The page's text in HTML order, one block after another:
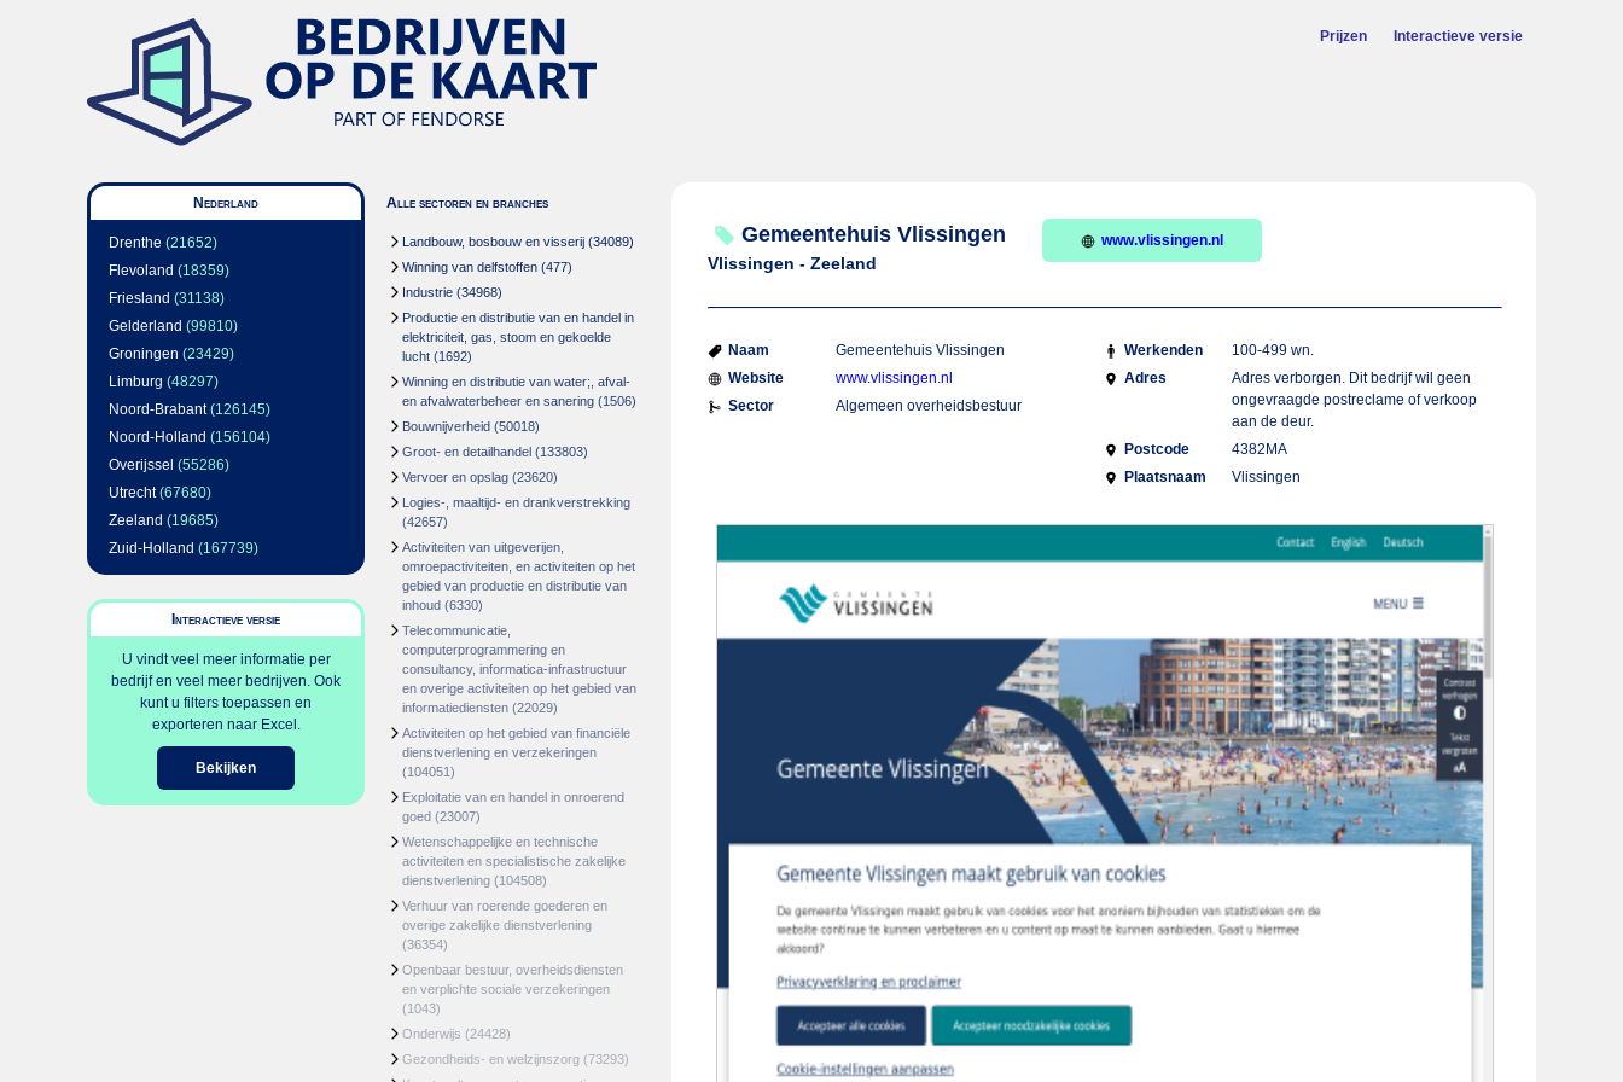
Prijzen Interactieve versie
Nederland
Drenthe (21652)
Flevoland (18359)
Friesland (31138)
Gelderland (99810)
Groningen (23429)
Limburg (48297)
Noord-Brabant(126145)
Noord-Holland (156104)
Overijssel (55286)
Utrecht(67680)
Zeeland (19685)
Zuid-Holland (167739)
Interactieve versie
U vindt veel meer informatie per
bedrijf en veel meer bedrijven. Ook
kunt u filters toepassen en
exporteren naar Excel.
Bekijken
Alle sectoren en branches
Landbouw, bosbouw en visserij (34089)
Winning van delfstoffen (477)
Industrie (34968)
Productie en distributie van en handel in
elektriciteit, gas, stoom en gekoelde
lucht (1692)
Winning en distributie van water;, afval-
en afvalwaterbeheer en sanering (1506)
Bouwnijverheid (50018)
Groot- en detailhandel (133803)
Vervoer en opslag (23620)
Logies-, maaltijd- en drankverstrekking
(42657)
Activiteiten van uitgeverijen,
omroepactiviteiten, en activiteiten op het
gebied van productie en distributie van
inhoud (6330)
Telecommunicatie,
computerprogrammering en
consultancy, informatica-infrastructuur
en overige activiteiten op het gebied van
informatiediensten (22029)
Activiteiten op het gebied van financiële
dienstverlening en verzekeringen
(104051)
Exploitatie van en handel in onroerend
goed (23007)
Wetenschappelijke en technische
activiteiten en specialistische zakelijke
dienstverlening (104508)
Verhuur van roerende goederen en
overige zakelijke dienstverlening
(36354)
Openbaar bestuur, overheidsdiensten
en verplichte sociale verzekeringen
(1043)
Onderwijs (24428)
Gezondheids- en welzijnszorg (73293)
Gemeentehuis Vlissingen
Vlissingen - Zeeland
www.vlissingen.nl
Naam
Gemeentehuis Vlissingen
Website
www.vlissingen.nl
Sector
Algemeen overheidsbestuur
Werkenden
100-499 wn.
Adres
Adres verborgen. Dit bedrijf wil geen
ongevraagde postreclame of verkoop
aan de deur.
Postcode
4382MA
Plaatsnaam
Vlissingen